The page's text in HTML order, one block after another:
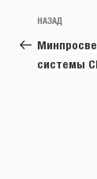
по
запись:
НАЗАД
системы